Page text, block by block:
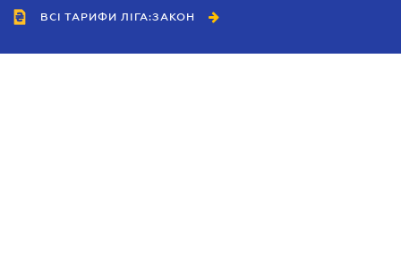
ВСІ ТАРИФИ ЛІГА:ЗАКОН